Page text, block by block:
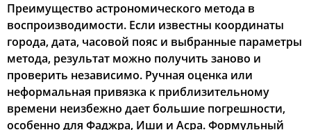
Преимущество астрономического метода в
воспроизводимости. Если известны координаты
города, дата, часовой пояс и выбранные параметры
метода, результат можно получить заново и
проверить независимо. Ручная оценка или
неформальная привязка к приблизительному
времени неизбежно дает большие погрешности,
особенно для Фаджра, Иши и Асра. Формульный